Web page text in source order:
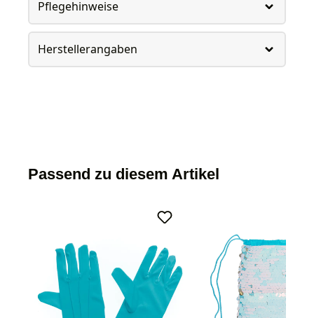
Pflegehinweise
Herstellerangaben
Passend zu diesem Artikel